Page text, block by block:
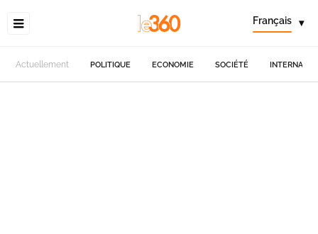
Français ▾
Actuellement POLITIQUE ECONOMIE SOCIÉTÉ